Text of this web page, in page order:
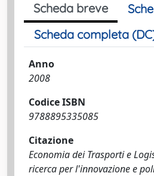
Scheda breve
Scheda completa
Anno
2008
Codice ISBN
9788895335085
Citazione
Economia dei Trasporti e
ricerca per l'innovazione e